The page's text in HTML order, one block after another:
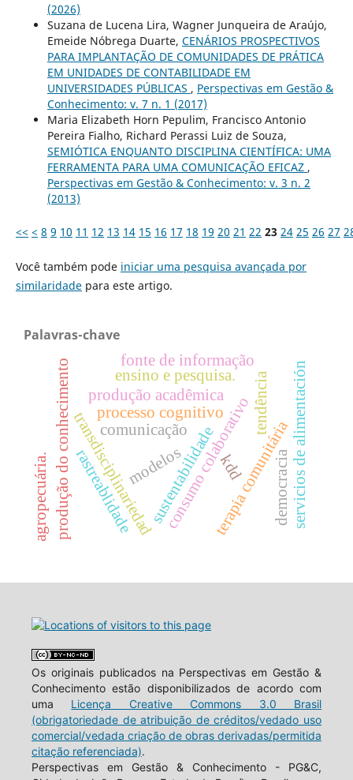
(2026)
Suzana de Lucena Lira, Wagner Junqueira de Araújo,
Emeide Nóbrega Duarte, CENÁRIOS PROSPECTIVOS
PARA IMPLANTAÇÃO DE COMUNIDADES DE PRÁTICA
EM UNIDADES DE CONTABILIDADE EM
UNIVERSIDADES PÚBLICAS , Perspectivas em Gestão &
Conhecimento: v. 7 n. 1 (2017)
Maria Elizabeth Horn Pepulim, Francisco Antonio
Pereira Fialho, Richard Perassi Luiz de Souza,
SEMIÓTICA ENQUANTO DISCIPLINA CIENTÍFICA: UMA
FERRAMENTA PARA UMA COMUNICAÇÃO EFICAZ ,
Perspectivas em Gestão & Conhecimento: v. 3 n. 2
(2013)
<< < 8 9 10 11 12 13 14 15 16 17 18 19 20 21 22 23 24 25 26 27
Você também pode iniciar uma pesquisa avançada por
similaridadepara este artigo.
Palavras-chave
processo cognitivo
consumo colaborativo
transdisciplinariedad kdd
produção do conhecimento terapia comunitária
sustentabilidade
tendência
democracia
produção acadêmica
ensino e pesquisa.
fonte de informação
modelos
rastreablidade
agropecuária.
comunicação servicios de alimentación
Os originais publicados na Perspectivas em Gestão &
Conhecimento estão disponibilizados de acordo com
uma Licença Creative Commons 3.0 Brasil
(obrigatoriedade de atribuição de créditos/vedado uso
comercial/vedada criação de obras derivadas/permitida
citação referenciada).
Perspectivas em Gestão & Conhecimento - PG&C,